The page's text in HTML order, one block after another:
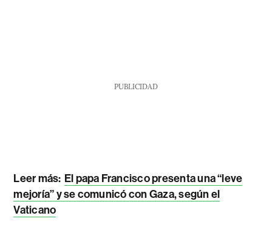
PUBLICIDAD
Leer más: El papa Francisco presenta una “leve
mejoría” y se comunicó con Gaza, según el
Vaticano